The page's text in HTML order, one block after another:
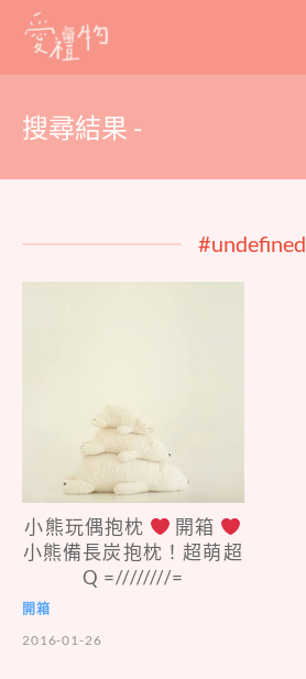
Skip
搜尋結果 -
#undefined
小熊玩偶抱枕
開箱
小熊備長炭抱枕！超萌超
Q =////////=
開箱
2016-01-26